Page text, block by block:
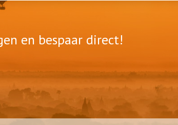
en bespaar direct!